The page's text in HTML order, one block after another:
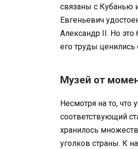
связаны с Кубанью
Евгеньевич
Александр II. Но
его труды ценились
Музей от
Несмотря на то, что
соответствующий
хранилось
уголков страны. К